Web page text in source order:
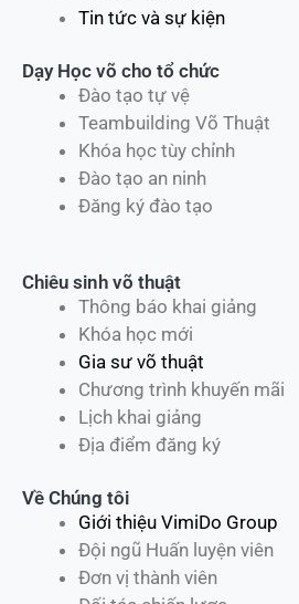
Tin tức và sự kiện
Dạy Học võ cho tổ chức
Đào tạo tự vệ
Teambuilding Võ Thuật
Khóa học tùy chỉnh
Đào tạo an ninh
Đăng ký đào tạo
Chiêu sinh võ thuật
Thông báo khai giảng
Khóa học mới
Gia sư võ thuật
Chương trình khuyến mãi
Lịch khai giảng
Địa điểm đăng ký
Về Chúng tôi
Giới thiệu VimiDo Group
Đội ngũ Huấn luyện viên
Đơn vị thành viên